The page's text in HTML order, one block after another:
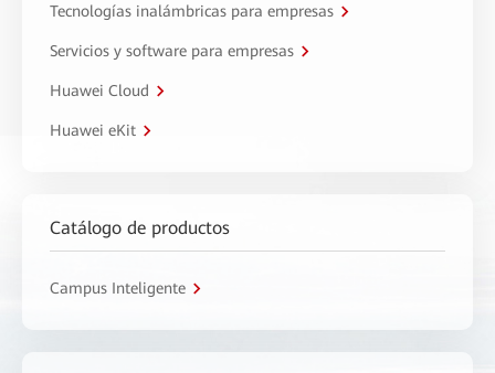
Tecnologías inalámbricas para empresas
Servicios y software para empresas
Huawei Cloud
Huawei eKit
Catálogo de productos
Campus Inteligente